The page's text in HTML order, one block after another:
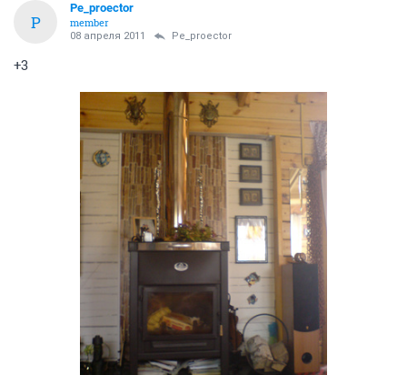
P
Pe_proector
member
08 апреля 2011 Pe_proector
+3